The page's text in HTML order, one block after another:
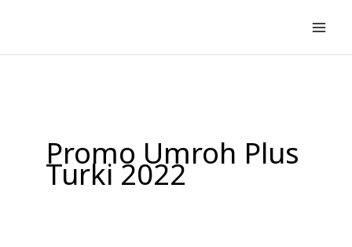
konten
Promo Umroh Plus
Turki 2022